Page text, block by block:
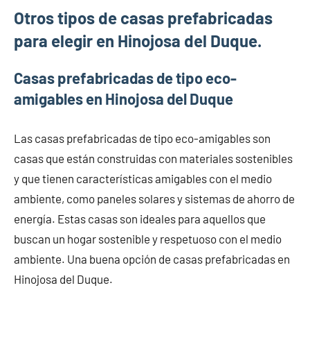
Otros tipos de casas prefabricadas
para elegir en Hinojosa del Duque.
Casas prefabricadas de tipo eco-
amigables en Hinojosa del Duque
Las casas prefabricadas de tipo eco-amigables son
casas que están construidas con materiales sostenibles
y que tienen características amigables con el medio
ambiente, como paneles solares y sistemas de ahorro de
energía. Estas casas son ideales para aquellos que
buscan un hogar sostenible y respetuoso con el medio
ambiente. Una buena opción de casas prefabricadas en
Hinojosa del Duque.